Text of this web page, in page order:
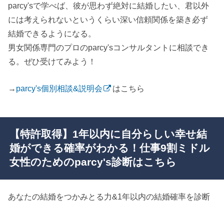
parcy'sで学べば、彼が思わず絶対に結婚したい、君以外
には考えられないというくらい深い信頼関係を築き必ず
結婚できるようになる。
男女関係専門のプロのparcy'sコンサルタントに相談でき
る。ぜひ受けてみよう！
→ parcy's個別相談&説明会 はこちら
【特許取得】1年以内に自分らしい幸せ結
婚ができる確率がわかる！仕事9割ミドル
女性のためのparcy's診断はこちら
あなたの結婚をつかみとる力&1年以内の結婚確率を診断